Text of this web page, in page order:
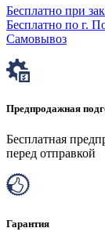
Бесплатно при
Бесплатно по г.
Самовывоз
Предпродажная
Бесплатная
перед отправкой
Гарантия